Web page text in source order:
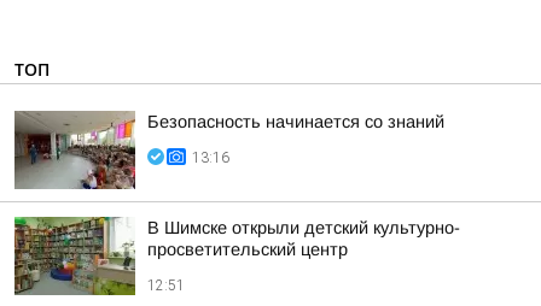
ТОП
Безопасность начинается со знаний
13:16
В Шимске открыли детский культурно-
просветительский центр
12:51